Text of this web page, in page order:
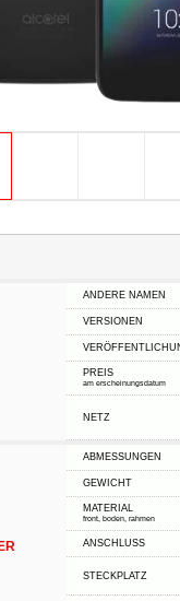
ANDERE NAMEN
VERSIONEN
PREIS
am erscheinungsdatum
NETZ
ABMESSUNGEN
GEWICHT
MATERIAL
front, boden, rahmen
ANSCHLUSS
STECKPLATZ